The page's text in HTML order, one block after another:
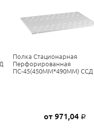
Полка Стационарная
Перфорированная
ПС-45(450ММ*490ММ) ССД
от 971,04 Р